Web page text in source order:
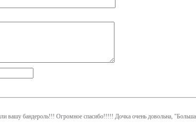
вашу бандероль!!! Огромное спасибо!!!!! Дочка очень довольна,